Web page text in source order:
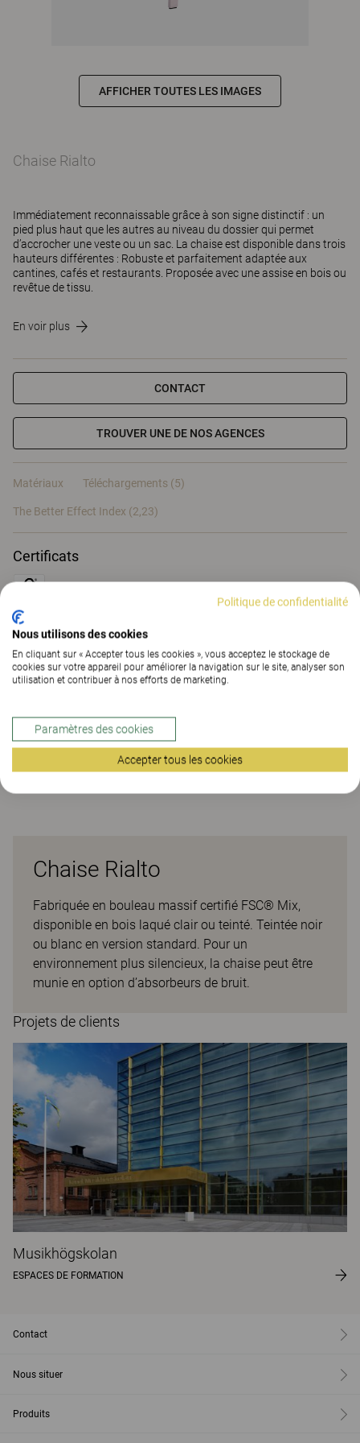
AFFICHER TOUTES LES IMAGES
Chaise Rialto
Immédiatement reconnaissable grâce à son signe distinctif : un
pied plus haut que les autres au niveau du dossier qui permet
d’accrocher une veste ou un sac. La chaise est disponible dans trois
hauteurs différentes : Robuste et parfaitement adaptée aux
cantines, cafés et restaurants. Proposée avec une assise en bois ou
revêtue de tissu.
En voir plus
CONTACT
TROUVER UNE DE NOS AGENCES
Matériaux Téléchargements (5)
The Better Effect Index (2,23)
Certificats
Matériaux
Téléchargements (
The Better Effect Index (2,23)
Chaise Rialto
Fabriquée en bouleau massif certifié FSC® Mix,
disponible en bois laqué clair ou teinté. Teintée noir
ou blanc en version standard. Pour un
environnement plus silencieux, la chaise peut être
munie en option d’absorbeurs de bruit.
Projets de clients
Musikhögskolan
ESPACES DE FORMATION
Contact
Nous situer
Produits
Politique de confidentialité
Nous utilisons des cookies
En cliquant sur « Accepter tous les cookies », vous acceptez le stockage de
cookies sur votre appareil pour améliorer la navigation sur le site, analyser son
utilisation et contribuer à nos efforts de marketing.
Paramètres des cookies
Accepter tous les cookies